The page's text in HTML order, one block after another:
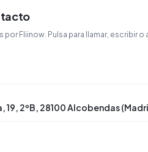
Fliinow. Pulsa para llamar, escribir o
19, 2ºB, 28100 Alcobendas